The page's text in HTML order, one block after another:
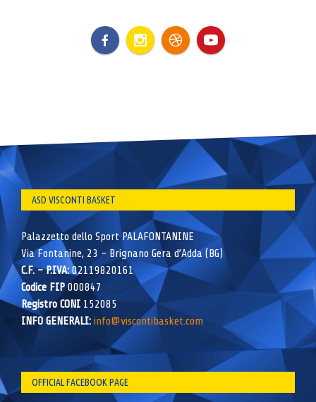
ASD VISCONTI BASKET
Palazzetto dello Sport PALAFONTANINE
Via Fontanine, 23 – Brignano Gera d’Adda (BG)
C.F. – P.IVA:02119820161
Codice FIP000847
Registro CONI 152085
INFO GENERALI: info@viscontibasket.com
OFFICIAL FACEBOOK PAGE